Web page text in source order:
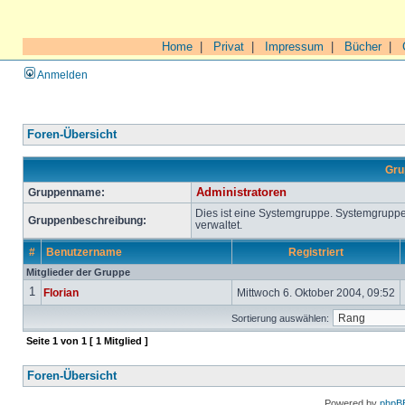
Home Privat Impressum Bücher|
Anmelden
Foren-Übersicht
Gruppenname:
Administratoren
Gruppenbeschreibung:
Dies ist eine Systemgruppe.
verwaltet.
# Benutzername Registriert
Mitglieder der Gruppe
1 Florian Mittwoch 6. Oktober 2004, 09:52
Sortierung auswählen:
Seite 1 von 1 [ 1 Mitglied ]
Foren-Übersicht